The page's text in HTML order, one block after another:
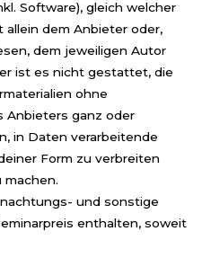
Software), gleich welcher
dem Anbieter oder,
dem jeweiligen Autor
ist es nicht gestattet, die
ohne
Anbieters ganz oder
in Daten verarbeitende
Form zu verbreiten
und sonstige
enthalten, soweit